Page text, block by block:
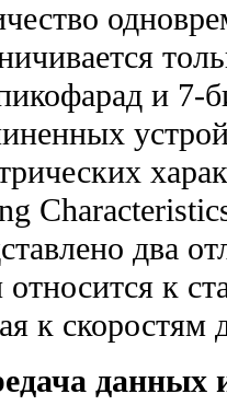
и 7-
два
относится к
к скоростям
данных